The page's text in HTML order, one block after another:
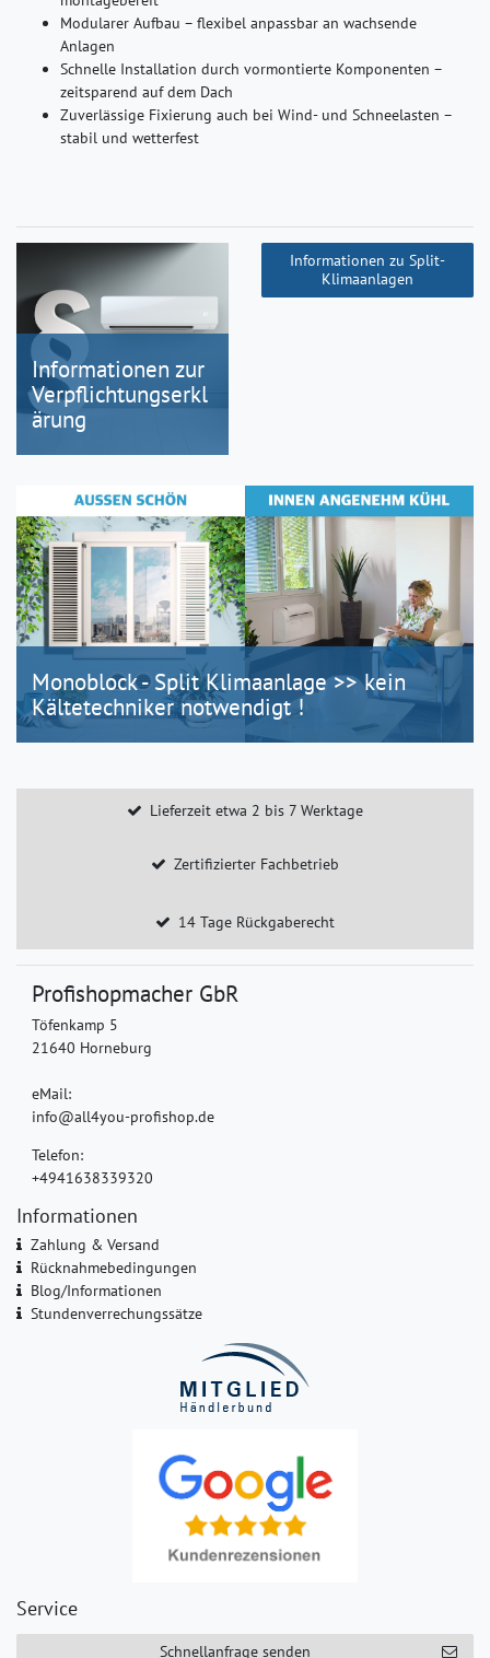
Modularer Aufbau – flexibel anpassbar an wachsende
Anlagen
Schnelle Installation durch vormontierte Komponenten –
zeitsparend auf dem Dach
Zuverlässige Fixierung auch bei Wind- und Schneelasten –
stabil und wetterfest
Informationen zur
Verpflichtungserkl
ärung
Informationen zu Split-
Klimaanlagen
Monoblock - Split Klimaanlage >> kein
Kältetechniker notwendigt !
Lieferzeit etwa 2 bis 7 Werktage
Zertifizierter Fachbetrieb
14 Tage Rückgaberecht
Profishopmacher GbR
Töfenkamp 5
21640 Horneburg
eMail:
info@all4you-profishop.de
Telefon:
+4941638339320
Informationen
Zahlung & Versand
Rücknahmebedingungen
Blog/Informationen
Stundenverrechungssätze
Service
Schnellanfrage senden